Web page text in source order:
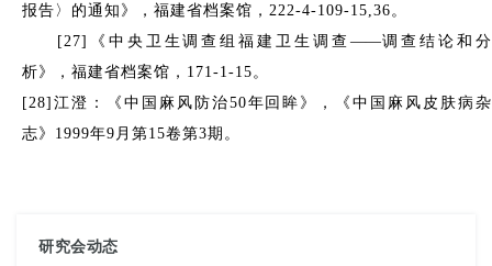
报告〉的通知》，福建省档案馆，222-4-109-15,36。
[27]《中央卫生调查组福建卫生调查 ——调查结论和分
析》，福建省档案馆， 171-1-15。
[28]江澄：《中国麻风防治50年回眸》，《中国麻风皮肤病杂
志》1999年9月第15卷第3期。
研究会动态